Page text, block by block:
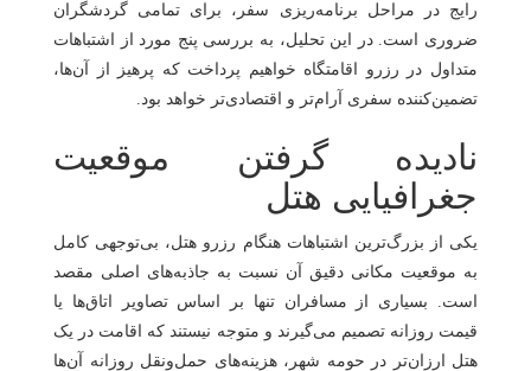
تبریزرایج در مراحل برنامه‌ریزی سفر، برای تمامی گردشگران
ضروری است. در این تحلیل، به بررسی پنج مورد از اشتباهات
متداول در رزرو اقامتگاه خواهیم پرداخت که پرهیز از آن‌ها،
تضمین‌کننده سفری آرام‌تر و اقتصادی‌تر خواهد بود.
نادیده گرفتن موقعیت
جغرافیایی هتل
یکی از بزرگ‌ترین اشتباهات هنگام رزرو هتل، بی‌توجهی کامل
به موقعیت مکانی دقیق آن نسبت به جاذبه‌های اصلی مقصد
است. بسیاری از مسافران تنها بر اساس تصاویر اتاق‌ها یا
قیمت روزانه تصمیم می‌گیرند و متوجه نیستند که اقامت در یک
هتل ارزان‌تر در حومه شهر، هزینه‌های حمل‌ونقل روزانه آن‌ها